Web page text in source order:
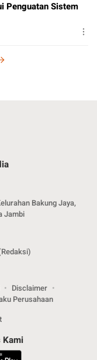
Penguatan Sistem
Bakung Jaya,
Jambi
Disclaimer
Perusahaan